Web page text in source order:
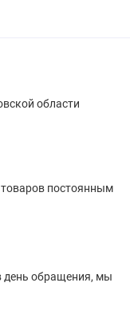
области
товаров постоянным
день обращения, мы